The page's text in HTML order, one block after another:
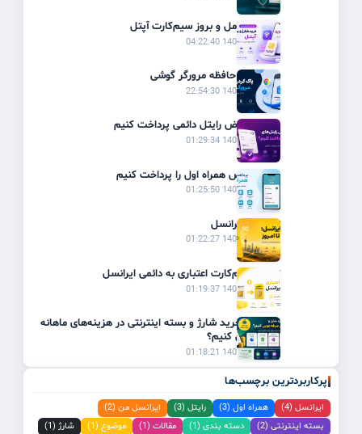
راهنمای کامل و بروز سیم‌کارت آپتل
1405/03/20 04:22:40
پاک کردن حافظه مرورگر گوشی
1405/03/19 22:54:30
چگونه قبوض رایتل دائمی پرداخت کنیم
1405/02/31 01:29:34
چگونه قبض همراه اول را پرداخت کنیم
1405/02/31 01:25:50
تاریخچه ایرانسل
1405/02/31 01:22:27
تبدیل سیم‌کارت اعتباری به دائمی ایرانسل
1405/02/31 01:19:37
چگونه با خرید شارژ و بسته اینترنتی در هزینه‌های ماهانه
صرفه‌جویی کنیم؟
1405/02/31 01:18:21
پرکاربردترین برچسب‌ها
ایرانسل (4) همراه اول (3) رایتل (3)
ایرانسل من (2)
بسته اینترنتی (2)
دسته بندی (1) مقالات (1) موضوع (1) شارژ (1)